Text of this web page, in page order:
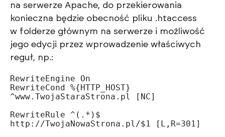
na serwerze Apache, do przekierowania
konieczna będzie obecność pliku .htaccess
w folderze głównym na serwerze i możliwość
jego edycji przez wprowadzenie właściwych
reguł, np.:
RewriteEngine On
RewriteCond %{HTTP_HOST}
^www.TwojaStaraStrona.pl [NC]
RewriteRule ^(.*)$
http://TwojaNowaStrona.pl/$1 [L,R=301]